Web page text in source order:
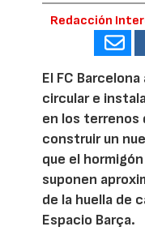
Redacción
El FC
circular e
en los terrenos
construir un
que el
suponen
de la huella de
Espacio Barça.